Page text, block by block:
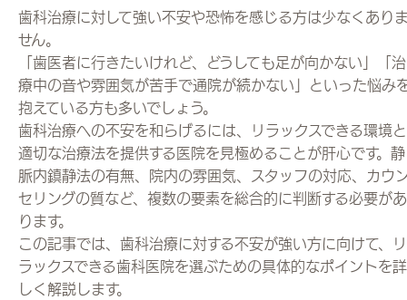
歯科治療に対して強い不安や恐怖を感じる方は少なくあり
せん。
「歯医者に行きたいけれど、どうしても足が向かない」「治
療中の音や雰囲気が苦手で通院が続かない」といった悩み
抱えている方も多いでしょう。
歯科治療への不安を和らげるには、リラックスできる環境と
適切な治療法を提供する医院を見極めることが肝心です。静
脈内鎮静法の有無、院内の雰囲気、スタッフの対応、カウ
セリングの質など、複数の要素を総合的に判断する必要があ
ります。
この記事では、歯科治療に対する不安が強い方に向けて、リ
ラックスできる歯科医院を選ぶための具体的なポイントを詳
しく解説します。